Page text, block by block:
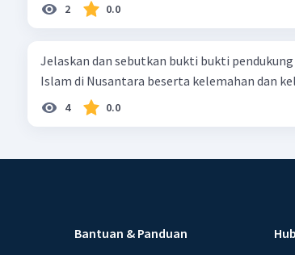
2 0.0
Jelaskan dan sebutkan bukti bukti
Islam di Nusantara beserta kelemahan dan
4 0.0
Bantuan & Panduan